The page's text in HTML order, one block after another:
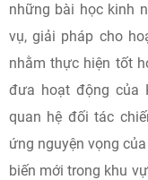
những bài học kinh
vụ, giải pháp cho
nhằm thực hiện tốt
đưa hoạt động của
quan hệ đối tác
ứng nguyện vọng
biến mới trong khu